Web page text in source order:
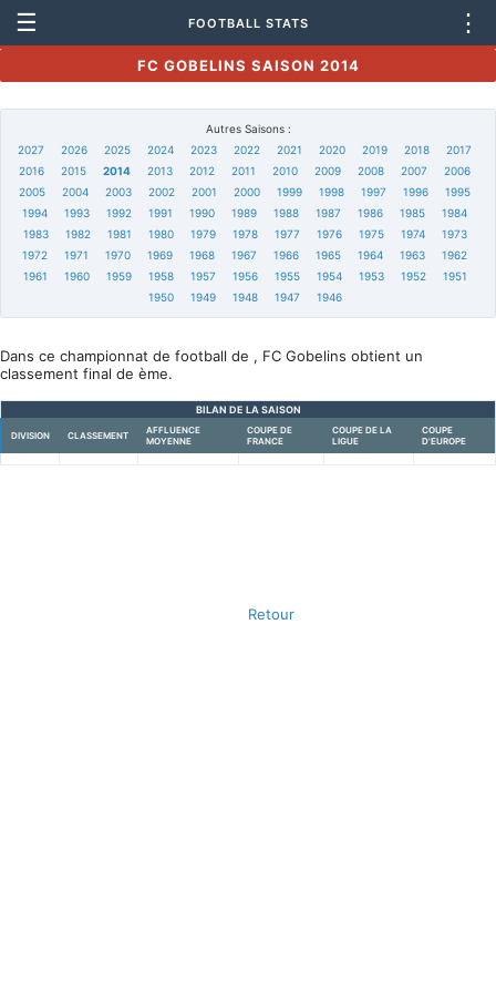
☰ FOOTBALL STATS ⋮
FC GOBELINS SAISON 2014
Autres Saisons :
2027
2026 2025 2024 2023 2022 2021 2020 2019 2018
2017
2016
2015 2014 2013 2012 2011 2010 2009 2008 2007
2006
2005
2004 2003 2002 2001 2000 1999 1998 1997 1996
1995
1994
1993 1992 1991 1990 1989 1988 1987 1986 1985
1984
1983
1982 1981 1980 1979 1978 1977 1976 1975 1974
1973
1972
1971 1970 1969 1968 1967 1966 1965 1964 1963
1962
1961
1960 1959 1958 1957 1956 1955 1954 1953 1952
1951
1950
1949 1948 1947 1946
Dans ce championnat de football de , FC Gobelins obtient un
classement final de ème.
BILAN DE LA SAISON
DIVISION CLASSEMENT
AFFLUENCE
MOYENNE
COUPE DE
FRANCE
COUPE DE LA
LIGUE
COUPE
D'EUROPE
Retour